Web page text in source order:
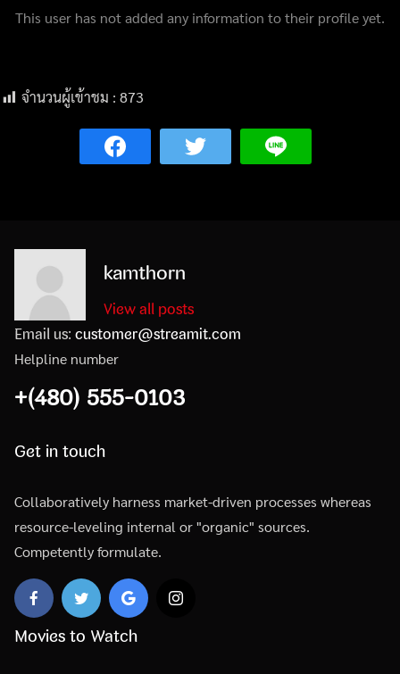
This user has not added any information to their profile yet.
จำนวนผู้เข้าชม : 873
kamthorn
View all posts
Email us:customer@streamit.com
Helpline number
+(480) 555-0103
Get in touch
Collaboratively harness market-driven processes whereas
resource-leveling internal or "organic" sources.
Competently formulate.
Movies to Watch